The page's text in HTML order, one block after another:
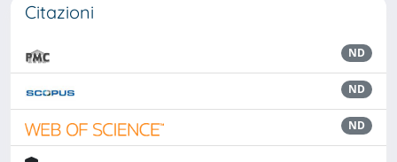
Citazioni
ND
ND
ND